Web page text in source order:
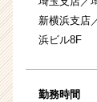
新横浜支店
浜ビル8F
勤務時間